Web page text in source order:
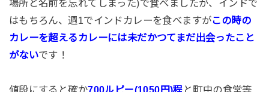
場所と名前を忘れてしまった)で食べましたが、インドで
はもちろん、週1でインドカレーを食べますがこの時の
カレーを超えるカレーには未だかつてまだ出会ったこと
がないです！
値段にすると確か700ルピー(1050円)程 と町中の食堂等